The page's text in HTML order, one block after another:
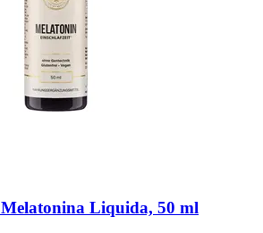
Melatonina Liquida, 50 ml